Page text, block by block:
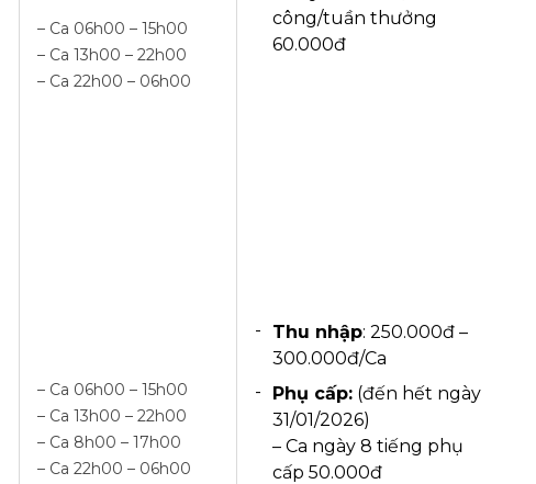
– Ca 06h00 – 15h00
– Ca 13h00 – 22h00
– Ca 22h00 – 06h00
công/tuần thưởng
60.000đ
– Ca 06h00 – 15h00
– Ca 13h00 – 22h00
– Ca 8h00 – 17h00
– Ca 22h00 – 06h00
Thu nhập: 250.000đ –
300.000đ/Ca
Phụ cấp: (đến hết ngày
31/01/2026)
– Ca ngày 8 tiếng phụ
cấp 50.000đ